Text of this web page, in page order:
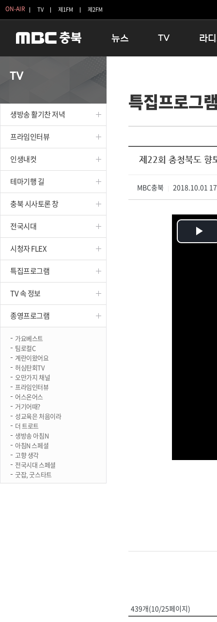
ON-AIR TV 제1FM 제2FM
뉴스
보은
옥천
TV
인생내컷
테마기행 길
시청자 FLEX
특집프로그램
종영프로그램
라
16:00 완
우리 고
TV
생방송 활기찬 저녁
프라임인터뷰
인생내컷
테마기행 길
충북 시사토론 창
전국시대
시청자 FLEX
특집프로그램
TV 속 정보
종영프로그램
가요베스트
팀로컬C
계란이왔어요
허심탄회TV
오만가지 채널
프라임인터뷰
어스온어스
거기어때?
성교육은 처음이라
더 트로트
생방송 아침N
아침N 스페셜
고향 생각
전국시대 스페셜
굿잡, 굿스타트
특집프로그
제22회 충청북도 향
MBC충북 2018.10.01
439개(10/25페이지)